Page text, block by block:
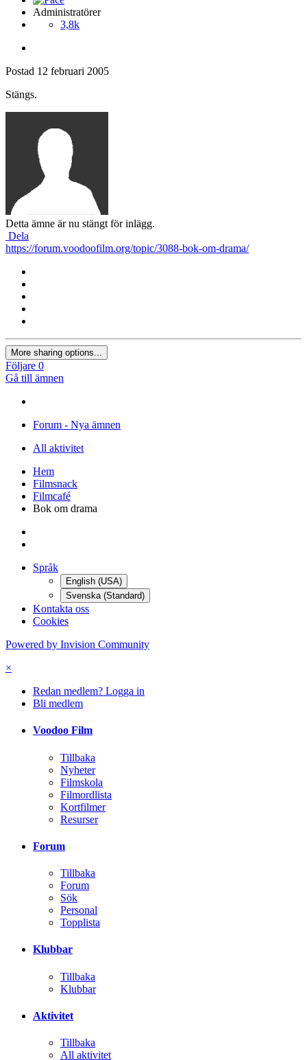
Administratörer
3,8k
Postad 12 februari 2005
Stängs.
Detta ämne är nu stängt för inlägg.
Dela
https://forum.voodoofilm.org/topic/3088-bok-om-drama/
More sharing options...
Följare 0
Gå till ämnen
Forum - Nya ämnen
All aktivitet
Hem
Filmsnack
Filmcafé
Bok om drama
Språk
English (USA)
Svenska (Standard)
Kontakta oss
Cookies
Powered by Invision Community
×
Redan medlem? Logga in
Bli medlem
Voodoo Film
Tillbaka
Nyheter
Filmskola
Filmordlista
Kortfilmer
Resurser
Forum
Tillbaka
Forum
Sök
Personal
Topplista
Klubbar
Tillbaka
Klubbar
Aktivitet
Tillbaka
All aktivitet